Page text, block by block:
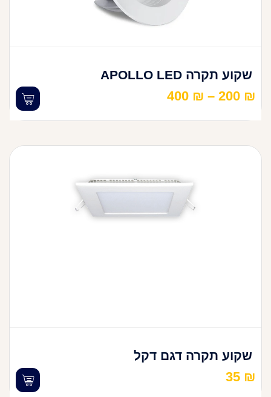
שקוע תקרה APOLLO LED
200 ₪
–
400 ₪
שקוע תקרה דגם דקל
35 ₪